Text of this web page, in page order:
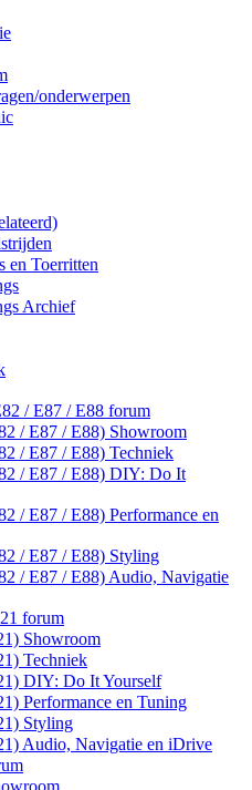
onderwerpen
en Toerritten
Archief
/ E87 / E88 forum
/ E87 / E88) Showroom
/ E87 / E88) Techniek
/ E87 / E88) DIY: Do It
/ E87 / E88) Performance en
/ E87 / E88) Styling
/ E87 / E88) Audio, Navigatie
forum
Showroom
Techniek
DIY: Do It Yourself
Performance en Tuning
Styling
Audio, Navigatie en iDrive